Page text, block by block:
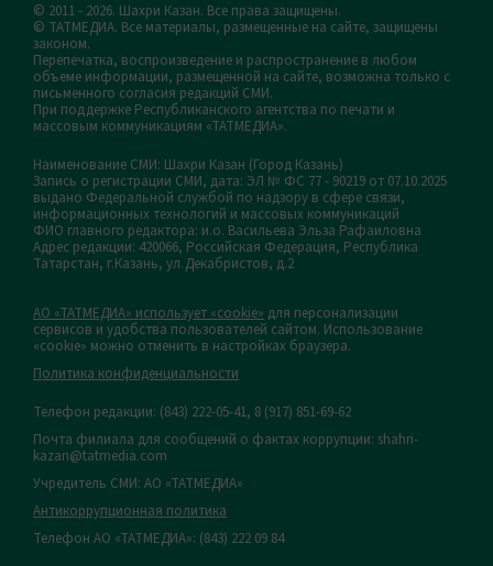
© 2011 - 2026. Шахри Казан. Все права защищены.
© ТАТМЕДИА. Все материалы, размещенные на сайте, защищены
законом.
Перепечатка, воспроизведение и распространение в любом
объеме информации, размещенной на сайте, возможна только с
письменного согласия редакций СМИ.
При поддержке Республиканского агентства по печати и
массовым коммуникациям «ТАТМЕДИА».
Наименование СМИ: Шахри Казан (Город Казань)
Запись о регистрации СМИ, дата: ЭЛ № ФС 77 - 90219 от 07.10.2025
выдано Федеральной службой по надзору в сфере связи,
информационных технологий и массовых коммуникаций
ФИО главного редактора: и.о. Васильева Эльза Рафаиловна
Адрес редакции: 420066, Российская Федерация, Республика
Татарстан, г.Казань, ул.Декабристов, д.2
АО «ТАТМЕДИА» использует «cookie» для персонализации
сервисов и удобства пользователей сайтом. Использование
«cookie» можно отменить в настройках браузера.
Политика конфиденциальности
Телефон редакции: (843) 222-05-41, 8 (917) 851-69-62
Почта филиала для сообщений о фактах коррупции: shahri-
kazan@tatmedia.com
Учредитель СМИ: АО «ТАТМЕДИА»
Антикоррупционная политика
Телефон АО «ТАТМЕДИА»: (843) 222 09 84